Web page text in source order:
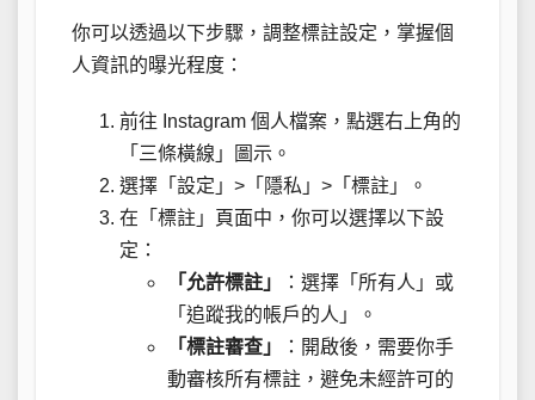
你可以透過以下步驟，調整標註設定，掌握個
人資訊的曝光程度：
前往 Instagram 個人檔案，點選右上角的
「三條橫線」圖示。
選擇「設定」>「隱私」>「標註」。
在「標註」頁面中，你可以選擇以下設
定：
「允許標註」
：選擇「所有人」或
「追蹤我的帳戶的人」。
「標註審查」
：開啟後，需要你手
動審核所有標註，避免未經許可的